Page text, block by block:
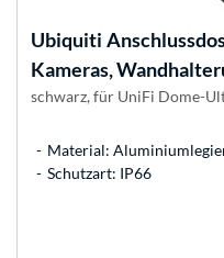
Ubiquiti
Kameras,
schwarz, für UniFi Dome-
Material:
Schutzart: IP66